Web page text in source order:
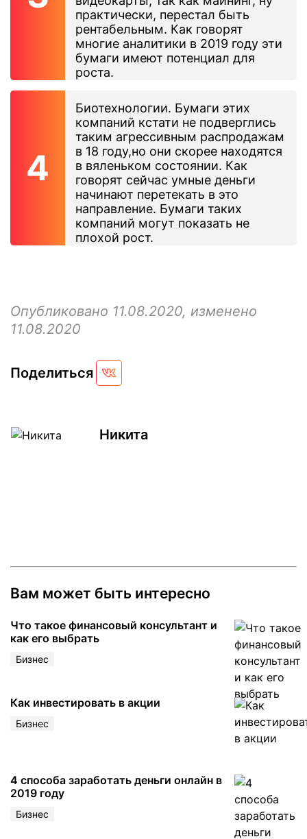
практически, перестал быть
рентабельным. Как говорят
многие аналитики в 2019 году эти
бумаги имеют потенциал для
роста.
Биотехнологии. Бумаги этих
компаний кстати не подверглись
таким агрессивным распродажам
в 18 году,но они скорее находятся
в вяленьком состоянии. Как
говорят сейчас умные деньги
начинают перетекать в это
направление. Бумаги таких
компаний могут показать не
плохой рост.
Опубликовано 11.08.2020, изменено
11.08.2020
Поделиться
Никита
Вам может быть интересно
Что такое финансовый консультант и
как его выбрать
Бизнес
Как инвестировать в акции
Бизнес
4 способа заработать деньги онлайн в
2019 году
Бизнес